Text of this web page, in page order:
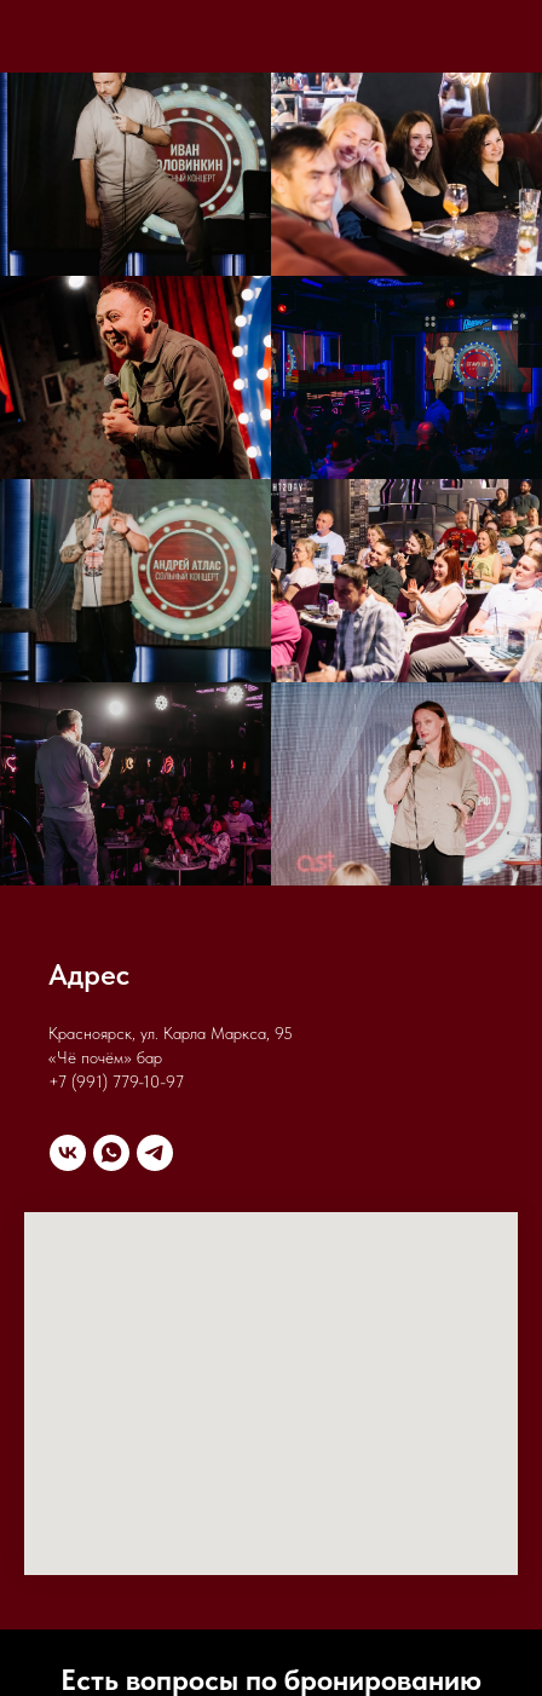
Адрес
Красноярск, ул. Карла Маркса, 95
«Чё почём» бар
+7 (991) 779-10-97
Есть вопросы по бронированию